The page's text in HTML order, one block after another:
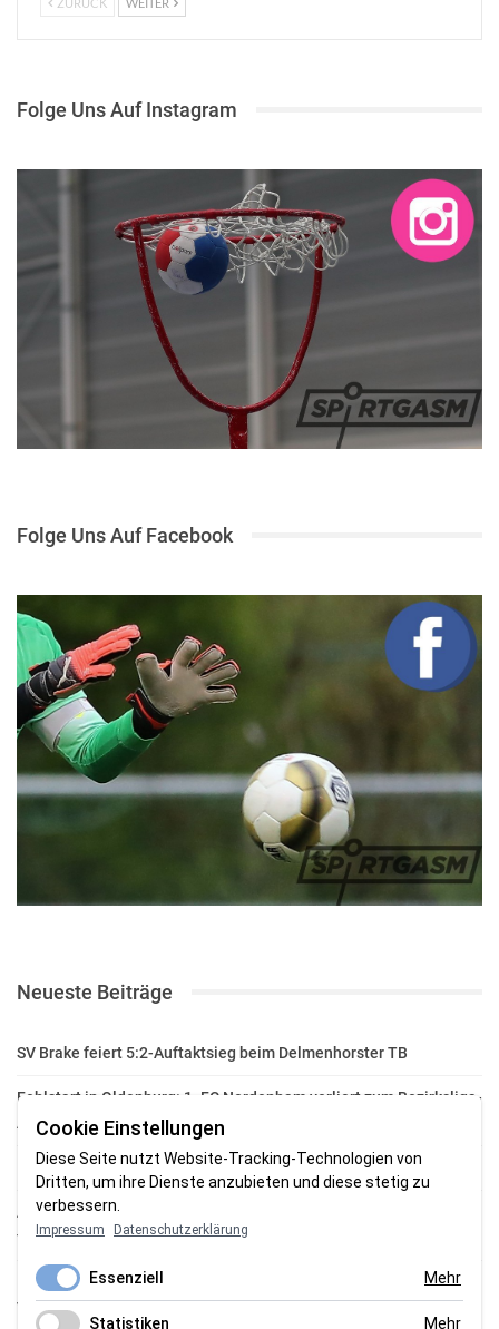
Folge Uns Auf Instagram
Folge Uns Auf Facebook
Neueste Beiträge
SV Brake feiert 5:2-Auftaktsieg beim Delmenhorster TB
Fehlstart in Oldenburg: 1. FC Nordenham verliert zum Bezirksliga-
Auftakt
Fußball in der Wesermarsch: Die Bilder vom Wochenende
Aufstieg geschafft: HSG-Unterweser-C-Jugend macht sich bereit
für die Oberliga
HSG Unterweser startet mit neuem Torwarttrainer in die
Vorbereitung
Cookie Einstellungen
Diese Seite nutzt Website-Tracking-Technologien von
Dritten, um ihre Dienste anzubieten und diese stetig zu
verbessern.
Impressum Datenschutzerklärung
Essenziell Mehr
Statistiken Mehr